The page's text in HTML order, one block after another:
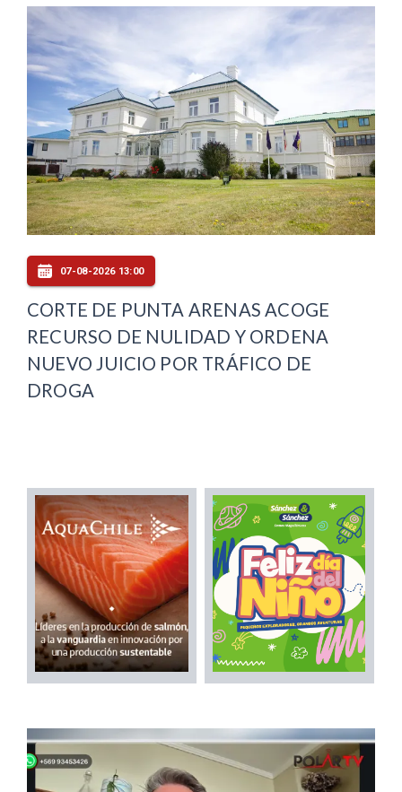
07-08-2026 13:00
CORTE DE PUNTA ARENAS ACOGE
RECURSO DE NULIDAD Y ORDENA
NUEVO JUICIO POR TRÁFICO DE
DROGA